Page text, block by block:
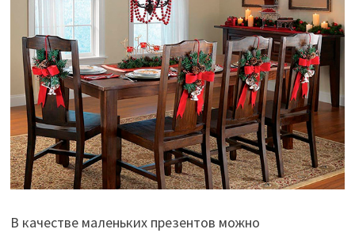
В качестве маленьких презентов можно